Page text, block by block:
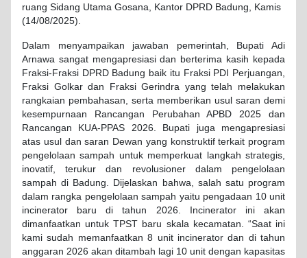
ruang Sidang Utama Gosana, Kantor DPRD Badung, Kamis
(14/08/2025).
Dalam menyampaikan jawaban pemerintah, Bupati Adi
Arnawa sangat mengapresiasi dan berterima kasih kepada
Fraksi-Fraksi DPRD Badung baik itu Fraksi PDI Perjuangan,
Fraksi Golkar dan Fraksi Gerindra yang telah melakukan
rangkaian pembahasan, serta memberikan usul saran demi
kesempurnaan Rancangan Perubahan APBD 2025 dan
Rancangan KUA-PPAS 2026. Bupati juga mengapresiasi
atas usul dan saran Dewan yang konstruktif terkait program
pengelolaan sampah untuk memperkuat langkah strategis,
inovatif, terukur dan revolusioner dalam pengelolaan
sampah di Badung. Dijelaskan bahwa, salah satu program
dalam rangka pengelolaan sampah yaitu pengadaan 10 unit
incinerator baru di tahun 2026. Incinerator ini akan
dimanfaatkan untuk TPST baru skala kecamatan. “Saat ini
kami sudah memanfaatkan 8 unit incinerator dan di tahun
anggaran 2026 akan ditambah lagi 10 unit dengan kapasitas